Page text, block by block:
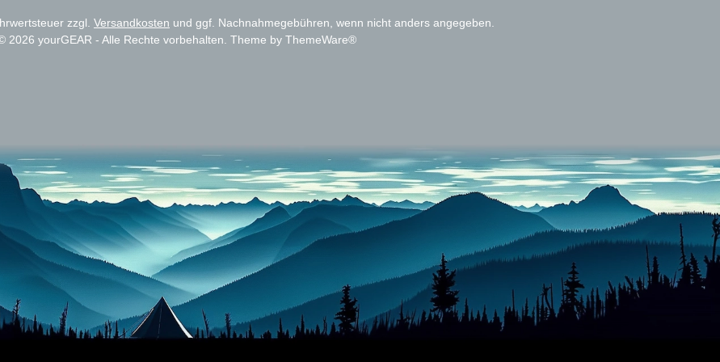
zzgl. Versandkosten und ggf. Nachnahmegebühren, wenn nicht anders angegeben.
2026 yourGEAR - Alle Rechte vorbehalten. Theme by ThemeWare®